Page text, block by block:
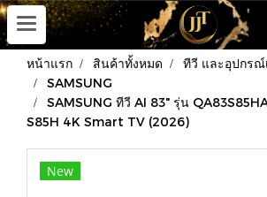
หน้าแรก สินค้าทั้งหมด
ทีวี และอุปกรณ์
SAMSUNG
SAMSUNG ทีวี AI 83" รุ่น
S85H 4K Smart TV (2026)
New